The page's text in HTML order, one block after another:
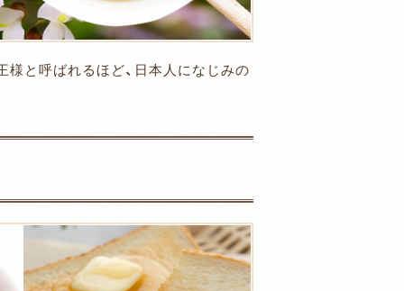
と呼ばれるほど、日本人になじみの